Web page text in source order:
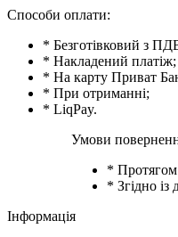
Способи оплати:
* Безготівковий з
* Накладений платіж;
* На карту Приват
* При отриманні;
* LiqPay.
Умови
* Протягом
* Згідно із
Інформація